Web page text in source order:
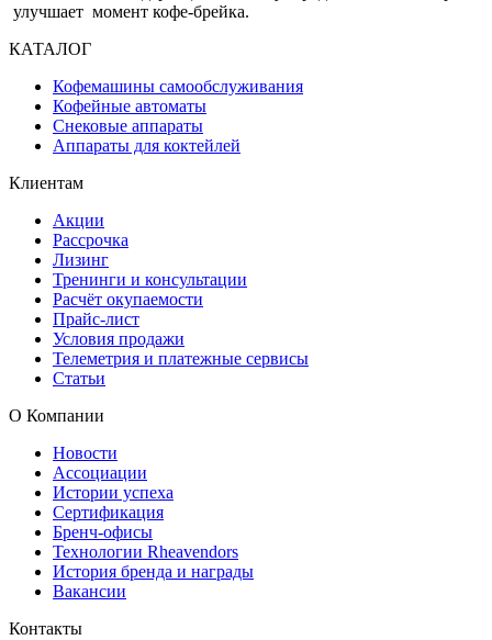
улучшает момент кофе-брейка.
КАТАЛОГ
Кофемашины самообслуживания
Кофейные автоматы
Снековые аппараты
Аппараты для коктейлей
Клиентам
Акции
Рассрочка
Лизинг
Тренинги и консультации
Расчёт окупаемости
Прайс-лист
Условия продажи
Телеметрия и платежные сервисы
Статьи
О Компании
Новости
Ассоциации
Истории успеха
Сертификация
Бренч-офисы
Технологии Rheavendors
История бренда и награды
Вакансии
Контакты